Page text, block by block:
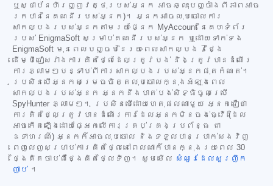
ឬស្ថាប័នហិរញ្ញវត្ថុរបស់អ្នក អាចឆ្លុះបញ្ចាំងពីភាពអាច
រកបាននៃគណនីរបស់អ្នក)។ អ្នកអាចលុបចោលការ
សាកល្បងរបស់អ្នកតាមរយៈផ្នែក MyAccount នៃគេហទំព័រ
របស់ EnigmaSoft សម្រាប់គណនីរបស់អ្នក ឬដោយទាក់ទង
EnigmaSoft មុនពេលបញ្ចប់នៃរយៈពេលសាកល្បង 7 ថ្ងៃ
ដើម្បីជៀសវាងការគិតថ្លៃដែលត្រូវបង់ និងត្រូវបានដំណើរ
ការភ្លាមៗបន្ទាប់ពីការសាកល្បងរបស់អ្នកផុតកំណត់។
ប្រសិនបើអ្នកសម្រេចចិត្តលុបចោលក្នុងអំឡុងពេល
សាកល្បងរបស់អ្នក អ្នកនឹងបាត់បង់សិទ្ធិចូលប្រើ
SpyHunter ភ្លាមៗ។ ប្រសិនបើដោយហេតុផលណាមួយ អ្នកជឿថា
ការគិតថ្លៃត្រូវបានដំណើរការដែលអ្នកមិនចង់ធ្វើ (ដែល
អាចកើតឡើងដោយផ្អែកលើការគ្រប់គ្រងប្រព័ន្ធ ជា
ឧទាហរណ៍) អ្នកក៏អាចលុបចោល និងទទួលបានប្រាក់សងវិញ
ពេញលេញសម្រាប់ការគិតថ្លៃនៅពេលណាក៏បានក្នុងរយៈពេល 30
ថ្ងៃគិតចាប់ពីថ្ងៃគិតថ្លៃទិញ។ សូមមើល សំណួរដែលសួរញឹក
ញាប់ ។